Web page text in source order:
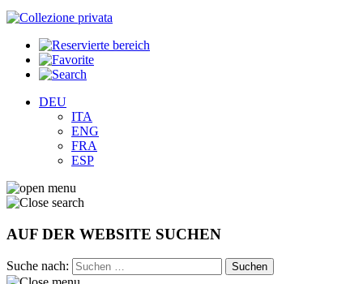
DEU
ITA
ENG
FRA
ESP
AUF DER WEBSITE SUCHEN
Suche nach: